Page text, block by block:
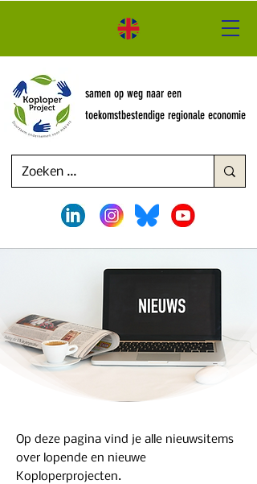
samen op weg naar een
toekomstbestendige regionale economie
Op deze pagina vind je alle nieuwsitems
over lopende en nieuwe
Koploperprojecten.